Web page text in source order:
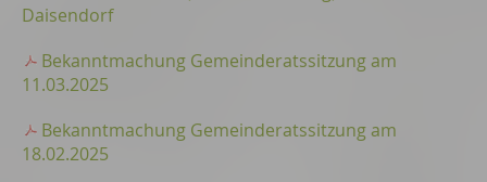
Daisendorf
Bekanntmachung Gemeinderatssitzung am
11.03.2025
Bekanntmachung Gemeinderatssitzung am
18.02.2025